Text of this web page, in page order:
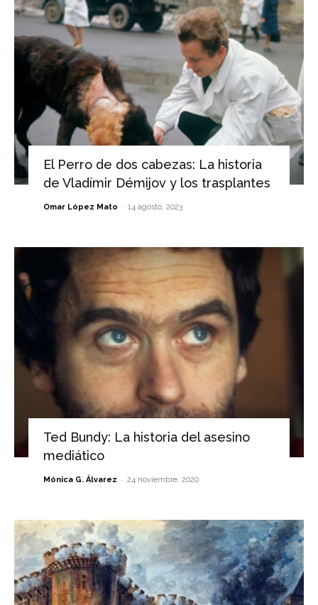
El Perro de dos cabezas: La historia
de Vladímir Démijov y los trasplantes
Omar López Mato - 14 agosto, 2023
Ted Bundy: La historia del asesino
mediático
Mónica G. Álvarez - 24 noviembre, 2020